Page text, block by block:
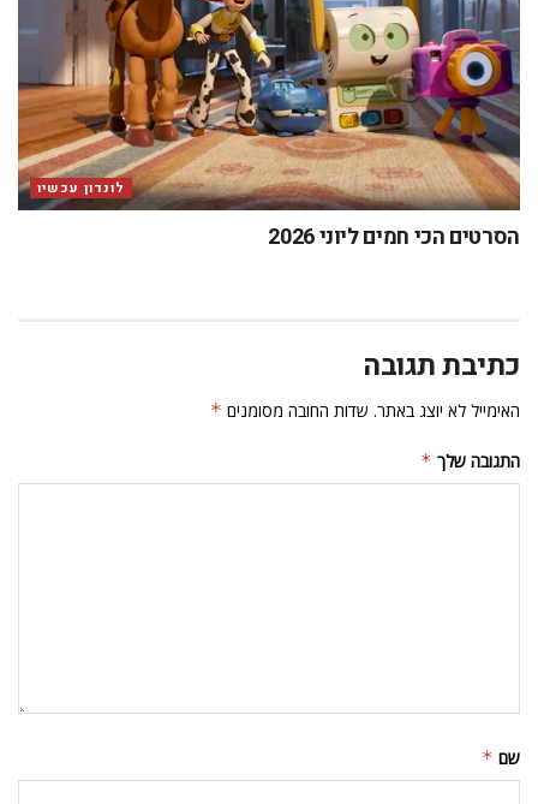
לונדון עכשיו
הסרטים הכי חמים ליוני 2026
כתיבת תגובה
האימייל לא יוצג באתר. שדות החובה מסומנים *
התגובה שלך *
שם *